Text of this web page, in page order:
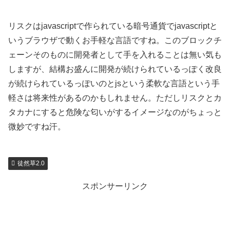
リスクはjavascriptで作られている暗号通貨でjavascriptと
いうブラウザで動くお手軽な言語ですね。このブロックチ
ェーンそのものに開発者として手を入れることは無い気も
しますが、結構お盛んに開発が続けられているっぽく改良
が続けられているっぽいのとjsという柔軟な言語という手
軽さは将来性があるのかもしれません。ただしリスクとカ
タカナにすると危険な匂いがするイメージなのがちょっと
微妙ですね汗。
徒然草2.0
スポンサーリンク